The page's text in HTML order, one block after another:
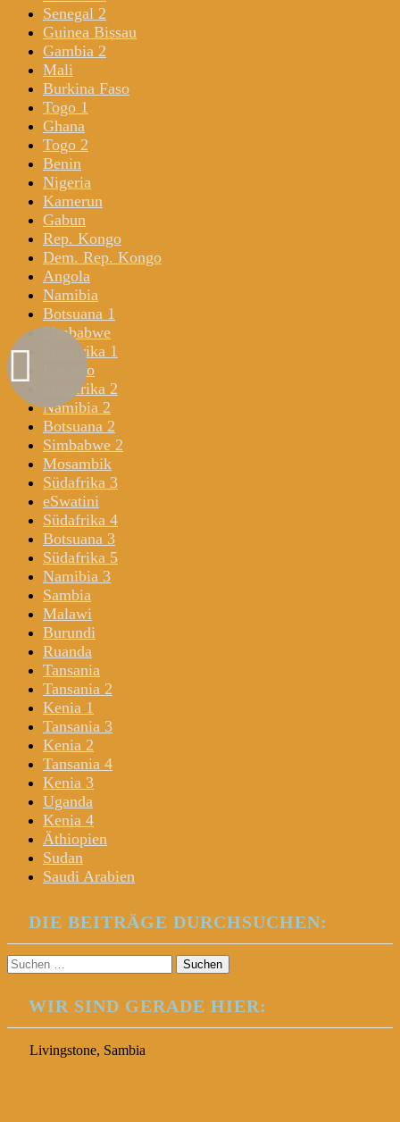
Senegal 2
Guinea Bissau
Gambia 2
Mali
Burkina Faso
Togo 1
Ghana
Togo 2
Benin
Nigeria
Kamerun
Gabun
Rep. Kongo
Dem. Rep. Kongo
Angola
Namibia
Botsuana 1
Simbabwe
Südafrika 1
Lesotho
Südafrika 2
Namibia 2
Botsuana 2
Simbabwe 2
Mosambik
Südafrika 3
eSwatini
Südafrika 4
Botsuana 3
Südafrika 5
Namibia 3
Sambia
Malawi
Burundi
Ruanda
Tansania
Tansania 2
Kenia 1
Tansania 3
Kenia 2
Tansania 4
Kenia 3
Uganda
Kenia 4
Äthiopien
Sudan
Saudi Arabien
DIE BEITRÄGE DURCHSUCHEN:
Suchen
nach:
WIR SIND GERADE HIER:
Livingstone, Sambia